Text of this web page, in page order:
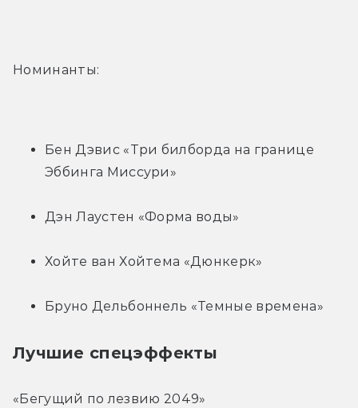
Номинанты:
Бен Дэвис «Три билборда на границе
Эббинга Миссури»
Дэн Лаустен «Форма воды»
Хойте ван Хойтема «Дюнкерк»
Бруно Дельбоннель «Темные времена»
Лучшие спецэффекты
«Бегущий по лезвию 2049»